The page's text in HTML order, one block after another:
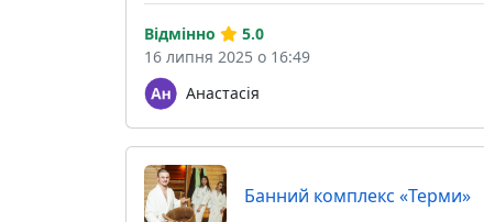
Анастасія
Відмінно
5.0
16 липня 2025 о 16:49
Банний комплекс «Терми»